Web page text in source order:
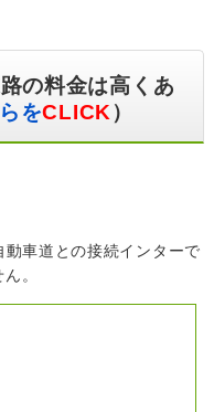
の料金は高くあ
をCLICK ）
車道との接続インターで
。